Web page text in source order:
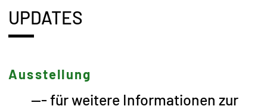
UPDATES
Ausstellung
--- für weitere Informationen zur